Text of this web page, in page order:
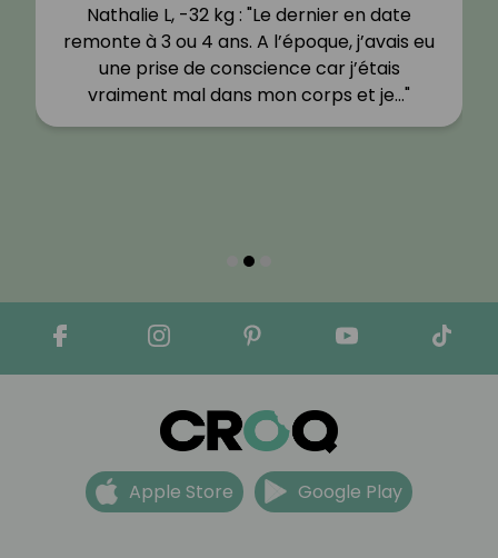
Nathalie L, -32 kg : "Le dernier en date
remonte à 3 ou 4 ans. A l’époque, j’avais eu
une prise de conscience car j’étais
vraiment mal dans mon corps et je…"
Apple Store Google Play